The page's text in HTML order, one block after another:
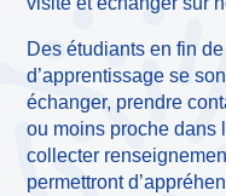
Des étudiants en fin
d’apprentissage se
échanger, prendre
ou moins proche dans
collecter
permettront